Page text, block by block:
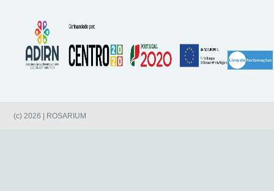
(c) 2026 | ROSARIUM